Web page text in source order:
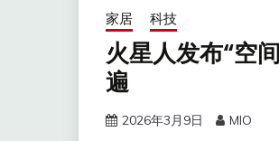
家居 科技
火星人发布“空
遍
2026年3月9日 MIO